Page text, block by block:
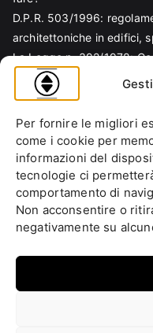
Per fornire le migliori
come i cookie per
informazioni del
tecnologie ci
comportamento di
Non acconsentire o
negativamente su
D.P.R. 503/1996:
architettoniche in edifici,
La Legge n. 392/1978:
Legge Regionale n. 6/
Amministratori
Norma EN 81-70 e
Ascensore Condominiale
Barriere Architettoniche
Codice Civile
Condominio
Decreto Ministeriale
Decreto Presidente della
Ente italiano di
Ente Nazionale di
Normative Europee